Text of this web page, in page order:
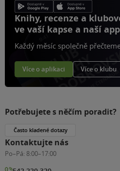
Knihy, recenze a
ve vaší kapse a naší
Každý měsíc společně
Více o aplikaci Více o klubu
Potřebujete s něčím poradit?
Často kladené dotazy
Kontaktujte nás
Po–Pá: 8:00–17:00